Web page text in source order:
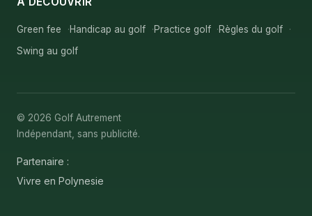
Green fee Handicap au golf Practice golf
Règles du golf
Swing au golf
© 2026 Golf Autrement
Indépendant, sans publicité.
Partenaire :
Vivre en Polynesie